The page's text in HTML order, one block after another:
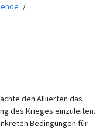
den Alliierten das
des Krieges einzuleiten.
Bedingungen für